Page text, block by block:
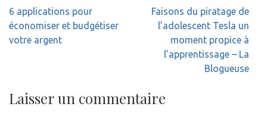
Navigation
de
l’article
6 applications pour
économiser et budgétiser
votre argent
Faisons du piratage de
l’adolescent Tesla un
moment propice à
l’apprentissage – La
Blogueuse
Laisser un commentaire